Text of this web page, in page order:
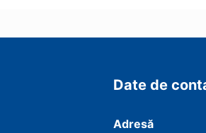
Date de
Adresă